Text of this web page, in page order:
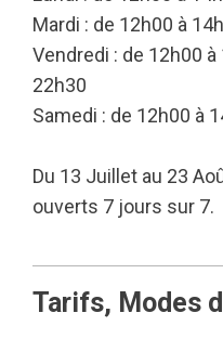
Mardi : de 12h00 à
Vendredi : de 12h00
22h30
Samedi : de 12h00 à
Du 13 Juillet au 23
ouverts 7 jours sur 7.
Tarifs, Modes